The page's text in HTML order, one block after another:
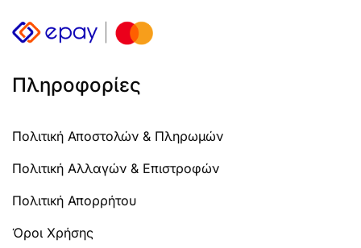
Πληροφορίες
Πολιτική Αποστολών & Πληρωμών
Πολιτική Αλλαγών & Επιστροφών
Πολιτική Απορρήτου
Όροι Χρήσης